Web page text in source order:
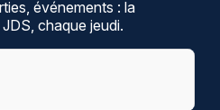
événements : la
chaque jeudi.